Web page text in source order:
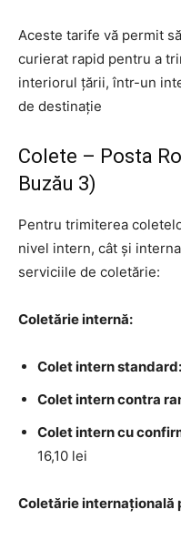
Aceste tarife vă permit
curierat rapid pentru a
interiorul țării, într-un
de destinație
Colete – Posta
Buzău 3)
Pentru trimiterea
nivel intern, cât și
serviciile de coletărie:
Coletărie internă:
Colet intern standard:
Colet intern contra
Colet intern cu
16,10 lei
Coletărie internațională